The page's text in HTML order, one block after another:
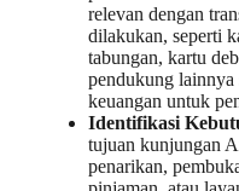
relevan dengan
dilakukan, seperti
tabungan, kartu
pendukung lainnya
keuangan untuk
Identifikasi
tujuan kunjungan
penarikan,